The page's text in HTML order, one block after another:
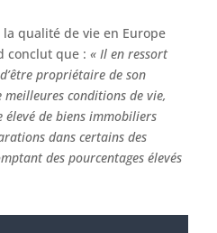
qualité de vie en Europe
conclut que :« Il en ressort
propriétaire de son
conditions de vie,
de biens immobiliers
dans certains des
des pourcentages élevés